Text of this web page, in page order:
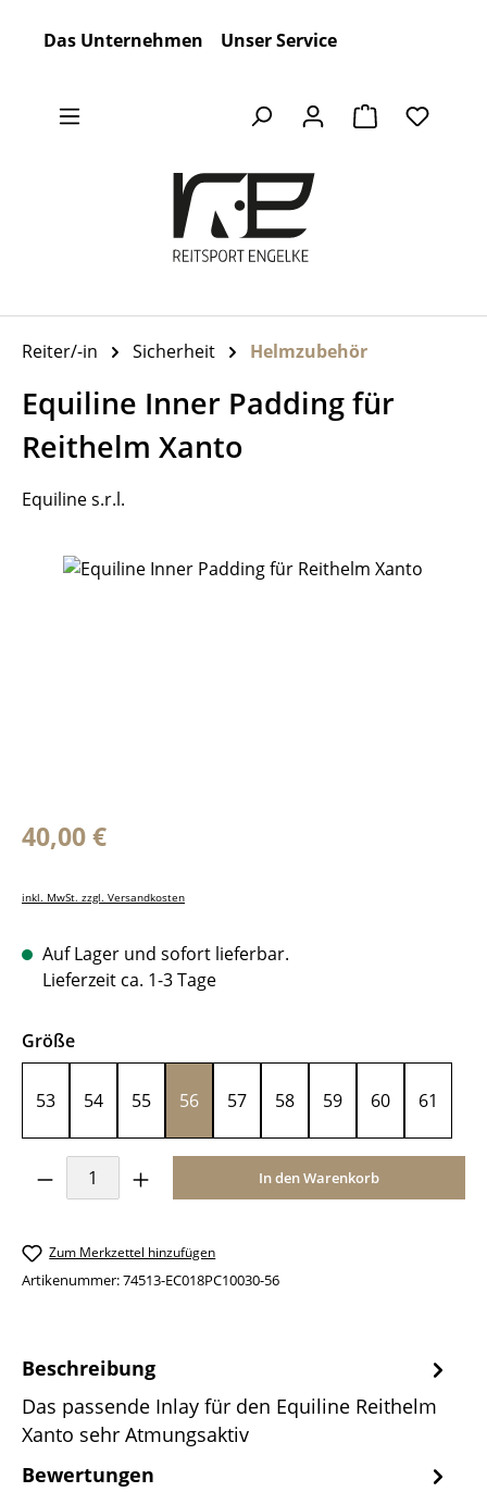
Das Unternehmen Unser Service
Warenkorb
Reiter/-in Sicherheit Helmzubehör
Equiline Inner Padding für
Reithelm Xanto
Equiline s.r.l.
Bildergalerie überspringen
Regulärer Preis:
40,00 €
inkl. MwSt. zzgl. Versandkosten
Auf Lager und sofort lieferbar.
Lieferzeit ca. 1-3 Tage
Größeauswählen
53 54 55 56 57 58 59 60 61
Produkt Anzahl: Gib den gewünschten
In den Warenkorb
Zum Merkzettel hinzufügen
Artikenummer:74513-EC018PC10030-56
Beschreibung
Das passende Inlay für den Equiline Reithelm
Xanto sehr Atmungsaktiv
Bewertungen